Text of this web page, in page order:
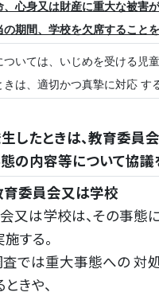
心身又は財産に重大な被害
期間、学校を欠席すること
は、いじめを受ける児童
は、適切かつ真摯に対応 す
たときは、教育委員
容等について協議を
育委員会又は学校
は学校は、その事態に
する。
は重大事態への 対処
きや、